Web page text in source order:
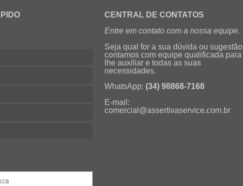
CENTRAL DE CONTATOS
Entre em contato com a nossa equipe.
Seja qual for a sua dúvida ou sugestão
contamos com equipe qualificada para
lhe auxiliar e todas as suas
necessidades.
WhatsApp: (34) 98868-7168
E-mail:
comercial@assertivaservice.com.br